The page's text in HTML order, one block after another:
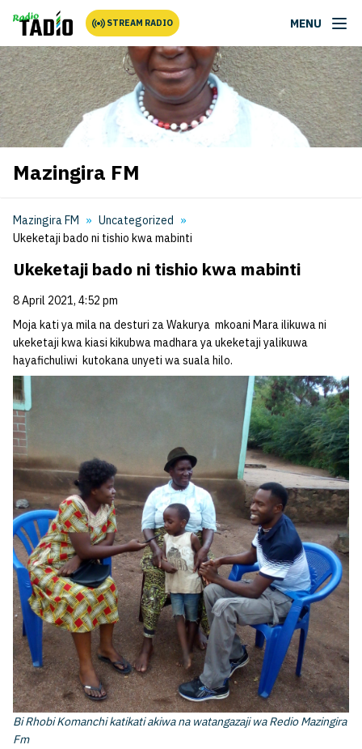
STREAM RADIO MENU
Mazingira FM
Mazingira FM
Uncategorized
Ukeketaji bado ni tishio kwa mabinti
Ukeketaji bado ni tishio kwa mabinti
8 April 2021, 4:52 pm
Moja kati ya mila na desturi za Wakurya mkoani Mara ilikuwa ni
ukeketaji kwa kiasi kikubwa madhara ya ukeketaji yalikuwa
hayafichuliwi kutokana unyeti wa suala hilo.
Bi Rhobi Komanchi katikati akiwa na watangazaji wa Redio Mazingira
Fm